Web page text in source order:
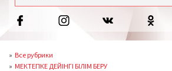
Все рубрики
МЕКТЕПКЕ ДЕЙІНГІ БІЛІМ БЕРУ